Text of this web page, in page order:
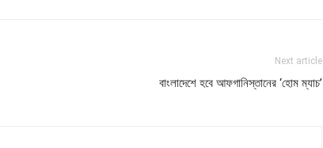
Next article
বাংলাদেশে হবে আফগানিস্তানের ‘হোম ম্যাচ’